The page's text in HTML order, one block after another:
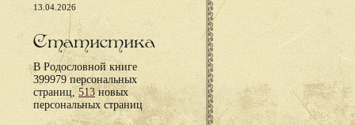
13.04.2026
Статистика
В Родословной книге
399979 персональных
страниц,513новых
персональных страниц